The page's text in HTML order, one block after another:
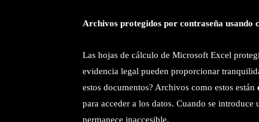
Archivos protegidos por contraseña usando
Las hojas de cálculo de Microsoft Excel
evidencia legal pueden proporcionar
estos documentos? Archivos como estos están
para acceder a los datos. Cuando se
permanece inaccesible.